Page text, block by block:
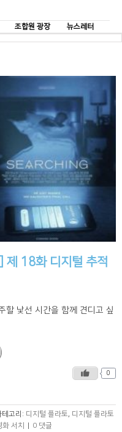
조합원 광장 뉴스레터
제 18화 디지털 추적
할 낯선 시간을 함께 견디고 싶
0
테고리: 디지털 플라토, 디지털 플라토
화 서치 | 0 댓글